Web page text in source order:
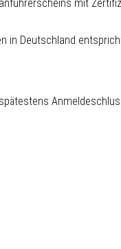
mit
in Deutschland